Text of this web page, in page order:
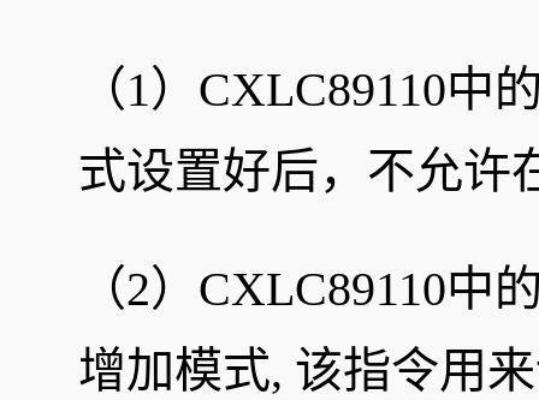
（1）CXLC89110
式设置好后，不允许
（2）CXLC89110
增加模式, 该指令用